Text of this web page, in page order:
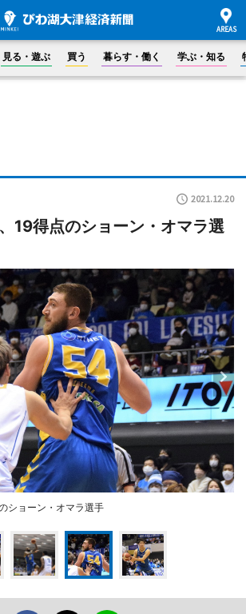
見る・遊ぶ 買う 暮らす・働く 学ぶ・知る
2021.12.20
19得点のショーン・オマラ選
ショーン・オマラ選手